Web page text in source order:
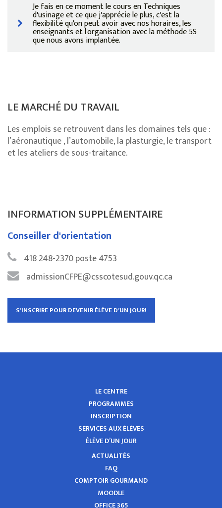
Je fais en ce moment le cours en Techniques
d'usinage et ce que j'apprécie le plus, c'est la
flexibilité qu'on peut avoir avec nos horaires, les
enseignants et l'organisation avec la méthode 5S
que nous avons implantée.
LE MARCHÉ DU TRAVAIL
Les emplois se retrouvent dans les domaines tels que :
l’aéronautique , l’automobile, la plasturgie, le transport
et les ateliers de sous-traitance.
INFORMATION SUPPLÉMENTAIRE
Conseiller d'orientation
418 248-2370 poste 4753
admissionCFPE@csscotesud.gouv.qc.ca
S’INSCRIRE POUR DEVENIR ÉLÈVE D’UN JOUR!
LE CENTRE
PROGRAMMES
INSCRIPTION
SERVICES AUX ÉLÈVES
ÉLÈVE D’UN JOUR
ACTUALITÉS
FAQ
COMPTOIR GOURMAND
MOODLE
OFFICE 365